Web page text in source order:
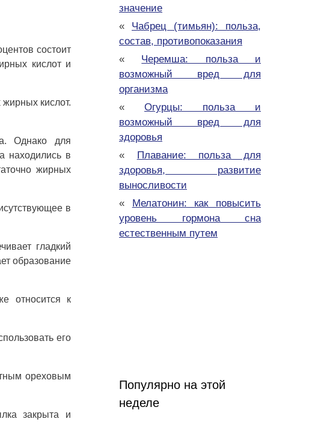
состоит
кислот и
кислот.
Однако для
находились в
жирных
в
гладкий
образование
относится к
его
ореховым
закрыта и
значение
« Чабрец (тимьян): польза,
состав, противопоказания
« Черемша: польза и
возможный вред для
организма
« Огурцы: польза и
возможный вред для
здоровья
«
Плавание: польза для
здоровья, развитие
выносливости
«
Мелатонин: как повысить
уровень гормона сна
естественным путем
Популярно на этой
неделе